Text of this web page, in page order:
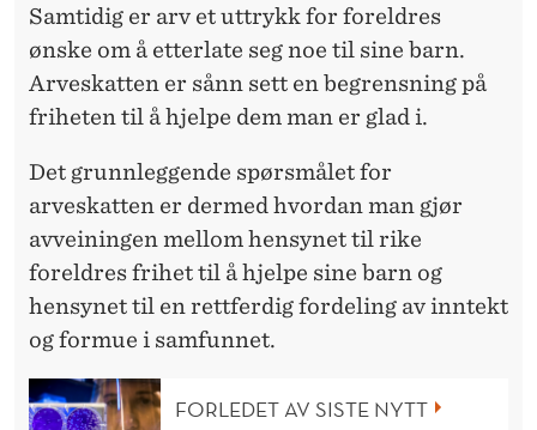
Samtidig er arv et uttrykk for foreldres
ønske om å etterlate seg noe til sine barn.
Arveskatten er sånn sett en begrensning på
friheten til å hjelpe dem man er glad i.
Det grunnleggende spørsmålet for
arveskatten er dermed hvordan man gjør
avveiningen mellom hensynet til rike
foreldres frihet til å hjelpe sine barn og
hensynet til en rettferdig fordeling av inntekt
og formue i samfunnet.
FORLEDET AV SISTE NYTT